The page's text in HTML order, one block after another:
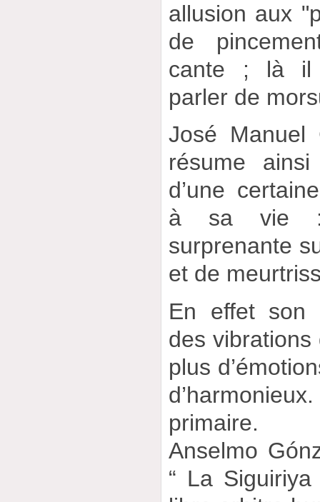
allusion aux
de
cante ; là il
parler de
José Manuel
résume
d’une
à sa vie :
surprenante
et de
En effet son
des
plus
primaire.
Anselmo
“ La